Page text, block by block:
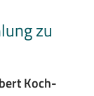
zu
Koch-